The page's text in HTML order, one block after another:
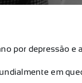
por depressão e
em